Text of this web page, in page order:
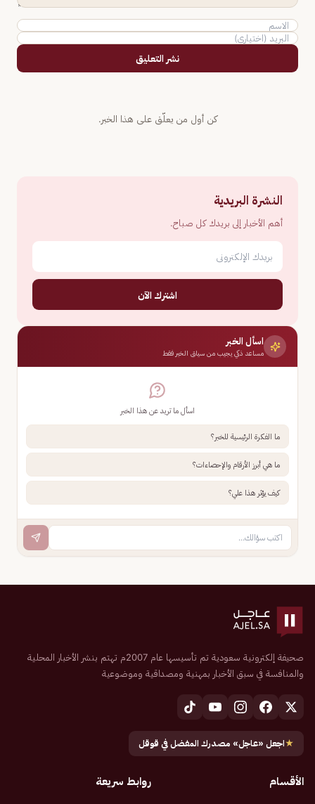
نشر التعليق
كن أول من يعلّق على هذا الخبر.
النشرة البريدية
أهم الأخبار إلى بريدك كل صباح.
اشترك الآن
اسأل الخبر
مساعد ذكي يجيب من سياق الخبر فقط
اسأل ما تريد عن هذا الخبر
ما الفكرة الرئيسية للخبر؟
ما هي أبرز الأرقام والإحصاءات؟
كيف يؤثر هذا علي؟
صحيفة إلكترونية سعودية تم تأسيسها عام 2007م تهتم بنشر الأخبار المحلية
والمنافسة في سبق الأخبار بمهنية ومصداقية وموضوعية
★اجعل «عاجل» مصدرك المفضل في قوقل
الأقسام روابط سريعة